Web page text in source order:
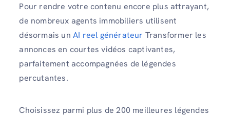
Pour rendre votre contenu encore plus attrayant,
de nombreux agents immobiliers utilisent
désormais un AI reel générateur Transformer les
annonces en courtes vidéos captivantes,
parfaitement accompagnées de légendes
percutantes.
Choisissez parmi plus de 200 meilleures légendes